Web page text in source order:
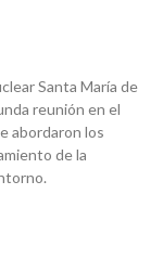
Santa María de
reunión en el
abordaron los
de la